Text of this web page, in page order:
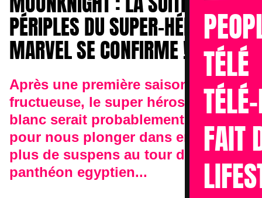
TÉLÉ
FAIT
PÉRIPLES DU SUPER-HÉRO
MARVEL SE CONFIRME !
Après une première saison
fructueuse, le super héros vêtu de
blanc serait probablement de retour
pour nous plonger dans encore
plus de suspens au tour du
panthéon egyptien...